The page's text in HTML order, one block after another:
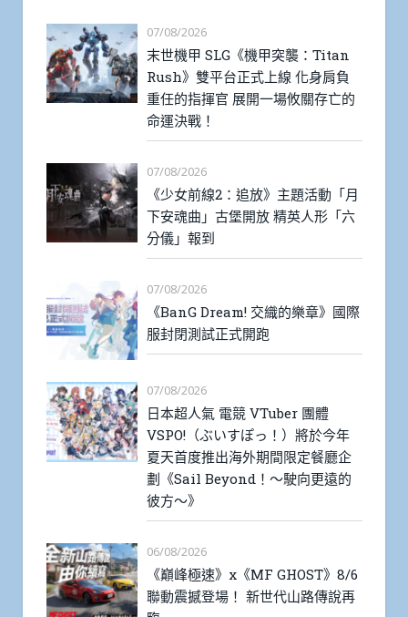
07/08/2026
末世機甲 SLG《機甲突襲：Titan
Rush》雙平台正式上線 化身肩負
重任的指揮官 展開一場攸關存亡的
命運決戰！
07/08/2026
《少女前線2：追放》主題活動「月
下安魂曲」古堡開放 精英人形「六
分儀」報到
07/08/2026
《BanG Dream! 交織的樂章》國際
服封閉測試正式開跑
07/08/2026
日本超人氣 電競 VTuber 團體
VSPO!（ぶいすぽっ！）將於今年
夏天首度推出海外期間限定餐廳企
劃《Sail Beyond！～駛向更遠的
彼方～》
06/08/2026
《巔峰極速》x《MF GHOST》8/6
聯動震撼登場！ 新世代山路傳說再